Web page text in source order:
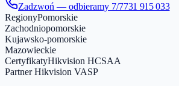
Zadzwoń — odbieramy 7/7731 915 033
RegionyPomorskie
Zachodniopomorskie
Kujawsko-pomorskie
Mazowieckie
CertyfikatyHikvision HCSAA
Partner Hikvision VASP